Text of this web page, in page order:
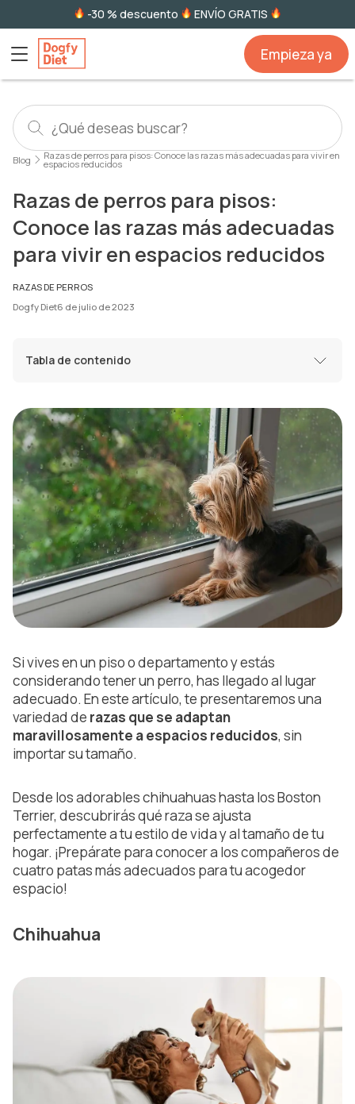
-30 % descuento ENVÍO GRATIS
Empieza ya
Blog Razas de perros para pisos: Conoce las razas más adecuadas para vivir en
espacios reducidos
Razas de perros para pisos:
Conoce las razas más adecuadas
para vivir en espacios reducidos
RAZAS DE PERROS
Dogfy Diet6 de julio de 2023
Tabla de contenido
Si vives en un piso o departamento y estás
considerando tener un perro, has llegado al lugar
adecuado. En este artículo, te presentaremos una
variedad de razas que se adaptan
maravillosamente a espacios reducidos, sin
importar su tamaño.
Desde los adorables chihuahuas hasta los Boston
Terrier, descubrirás qué raza se ajusta
perfectamente a tu estilo de vida y al tamaño de tu
hogar. ¡Prepárate para conocer a los compañeros de
cuatro patas más adecuados para tu acogedor
espacio!
Chihuahua